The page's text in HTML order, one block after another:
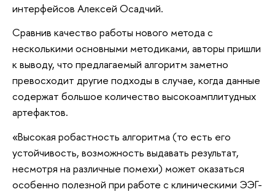
интерфейсов Алексей Осадчий.
Сравнив качество работы нового метода с
несколькими основными методиками, авторы пришли
к выводу, что предлагаемый алгоритм заметно
превосходит другие подходы в случае, когда данные
содержат большое количество высокоамплитудных
артефактов.
«Высокая робастность алгоритма (то есть его
устойчивость, возможность выдавать результат,
несмотря на различные помехи) может оказаться
особенно полезной при работе с клиническими ЭЭГ-